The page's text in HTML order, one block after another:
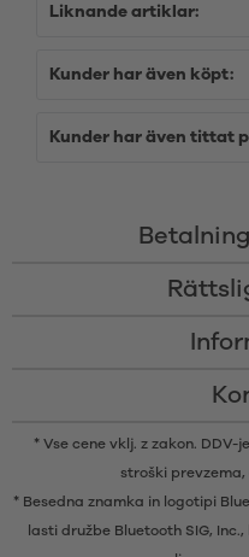
Liknande artiklar:
Kunder har även köpt:
Kunder har även tittat
* Vse cene vklj. z zakon. DDV-
stroški
* Besedna znamka in logotipi
lasti družbe Bluetooth SIG,